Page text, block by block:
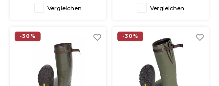
insbesondere bei kaltem
Wetter.
Vergleichen
durch das Kondenswasser in
den Stiefel steigen und an der
und komfortabel mit
zusätzlichem 3mm Neopre
Vergleichen
-30% -30%